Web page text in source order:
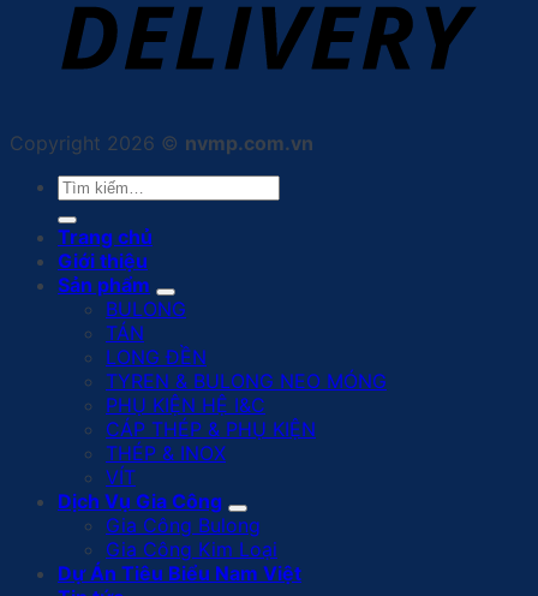
Copyright 2026 © nvmp.com.vn
Tìm
kiếm:
Trang chủ
Giới thiệu
Sản phẩm
BULONG
TÁN
LONG ĐỀN
TYREN & BULONG NEO MÓNG
PHỤ KIỆN HỆ I&C
CÁP THÉP & PHỤ KIỆN
THÉP & INOX
VÍT
Dịch Vụ Gia Công
Gia Công Bulong
Gia Công Kim Loại
Dự Án Tiêu Biểu Nam Việt